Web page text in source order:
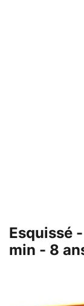
Esquissé
min - 8